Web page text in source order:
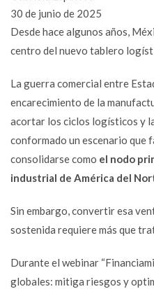
30 de junio de 2025
Desde hace algunos años,
centro del nuevo tablero
La guerra comercial entre
encarecimiento de la
acortar los ciclos logísticos y
conformado un escenario que
consolidarse como el nodo
industrial de América del
Sin embargo, convertir esa
sostenida requiere más que
Durante el webinar
globales: mitiga riesgos y